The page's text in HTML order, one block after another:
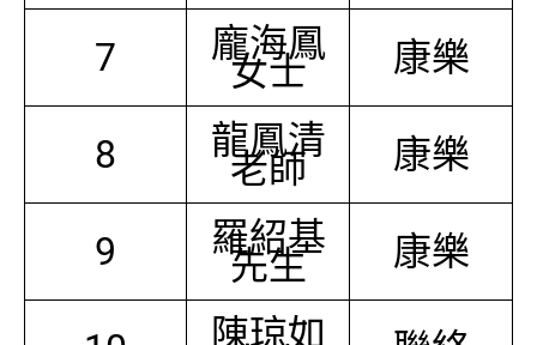
7 龐海鳳
女士 康樂
8 龍鳳清
老師 康樂
9 羅紹基
先生 康樂
陳琼如